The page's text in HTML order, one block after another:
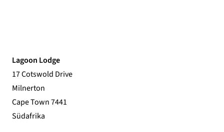
Lagoon Lodge
17 Cotswold Drive
Milnerton
Cape Town 7441
Südafrika